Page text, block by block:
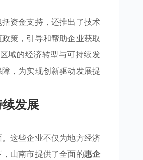
资金支持，还推出了技术
策，引导和帮助企业获取
域的经济转型与可持续发
，为实现创新驱动发展提
发展
这些企业不仅为地方经济
山南市提供了全面的惠企